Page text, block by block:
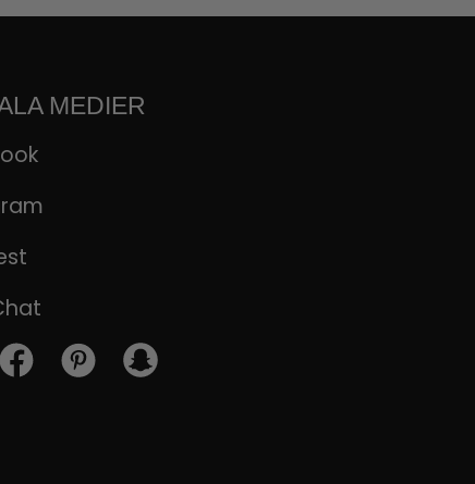
MEDIER